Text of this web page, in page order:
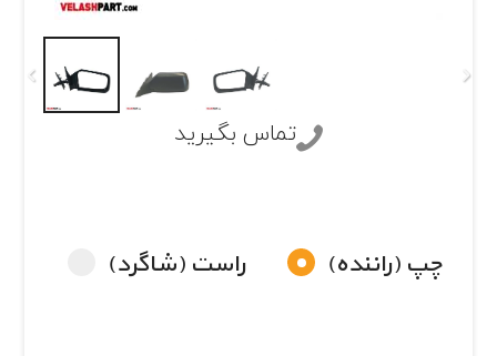
تماس بگیرید
چپ (راننده) راست (شاگرد)